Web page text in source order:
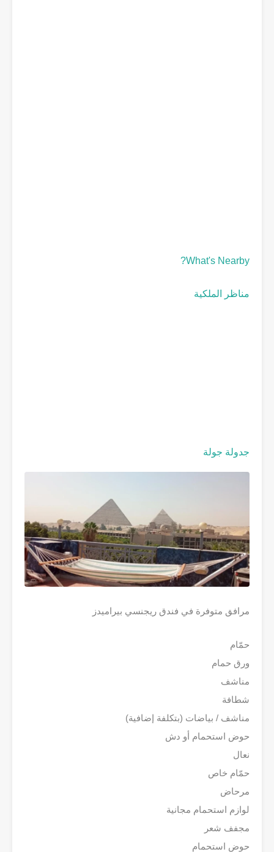
What's Nearby?
مناظر الملكية
جدولة جولة
مرافق متوفرة في فندق ريجنسي بيراميدز
حمّام
ورق حمام
مناشف
شطافة
مناشف / بياضات (بتكلفة إضافية)
حوض استحمام أو دش
نعال
حمّام خاص
مرحاض
لوازم استحمام مجانية
مجفف شعر
حوض استحمام